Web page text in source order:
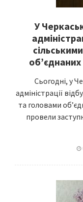
У
Сьогодні, у
адміністрації
та головами
провели